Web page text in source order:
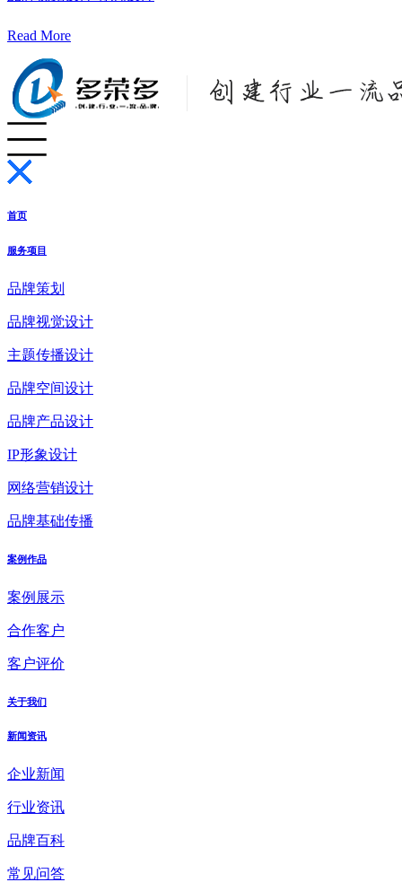
Read More
首页
服务项目
品牌策划
品牌视觉设计
主题传播设计
品牌空间设计
品牌产品设计
IP形象设计
网络营销设计
品牌基础传播
案例作品
案例展示
合作客户
客户评价
关于我们
新闻资讯
企业新闻
行业资讯
品牌百科
常见问答